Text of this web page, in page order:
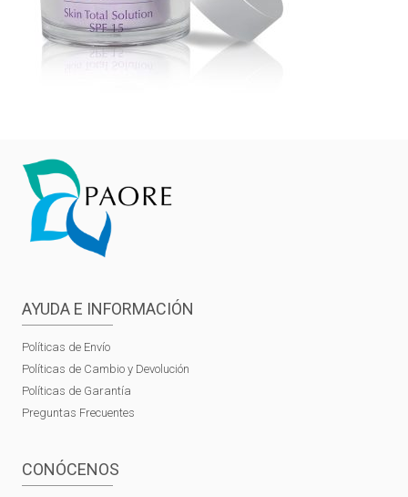
AYUDA E INFORMACIÓN
Políticas de Envío
Políticas de Cambio y Devolución
Políticas de Garantía
Preguntas Frecuentes
CONÓCENOS